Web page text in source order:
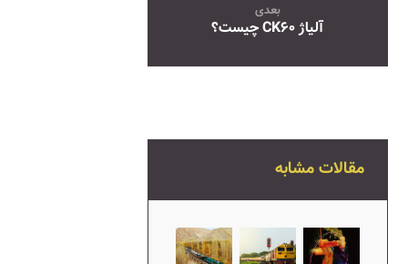
بعدی
آلیاژ CK۶۰ چیست؟
مقالات مشابه